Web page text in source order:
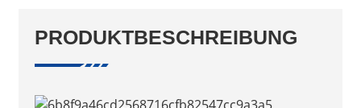
PRODUKTBESCHREIBUNG